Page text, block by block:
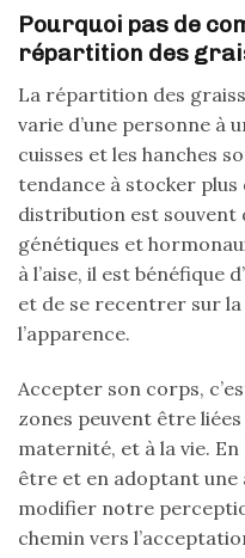
Pourquoi pas de
répartition des
La répartition des
varie d’une personne à
cuisses et les hanches
tendance à stocker plus
distribution est souvent
génétiques et
à l’aise, il est bénéfique
et de se recentrer sur
l’apparence.
Accepter son corps,
zones peuvent être
maternité, et à la vie.
être et en adoptant une
modifier notre
chemin vers